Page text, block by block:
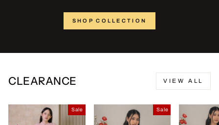
SHOP COLLECTION
CLEARANCE VIEW ALL
Sale Sale